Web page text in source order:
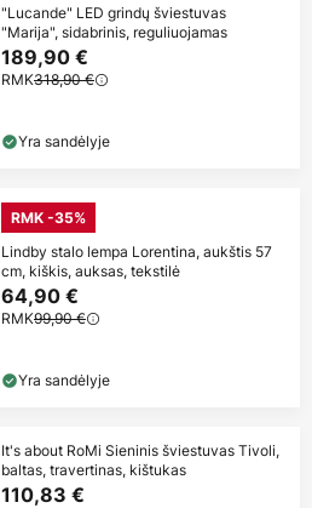
"Lucande" LED grindų šviestuvas
"Marija", sidabrinis, reguliuojamas
189,90 €
RMK318,90 €
Yra sandėlyje
RMK -35%
Lindby stalo lempa Lorentina, aukštis 57
cm, kiškis, auksas, tekstilė
64,90 €
RMK99,90 €
Yra sandėlyje
It's about RoMi Sieninis šviestuvas Tivoli,
baltas, travertinas, kištukas
110,83 €